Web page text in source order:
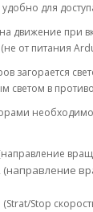
для
движение при
от питания
загорается
светом в
(направление
(Strat/Stop